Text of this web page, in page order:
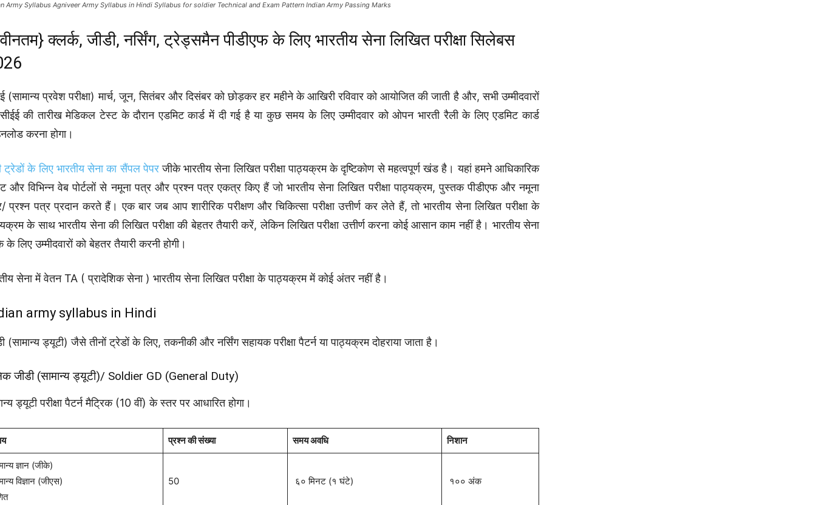
Army Syllabus Agniveer Army Syllabus in Hindi Syllabus for soldier Technical and Exam Pattern Indian Army Passing Marks
क्लर्क, जीडी, नर्सिंग, ट्रेड्समैन पीडीएफ के लिए भारतीय सेना लिखित परीक्षा सिलेबस
(सामान्य प्रवेश परीक्षा) मार्च, जून, सितंबर और दिसंबर को छोड़कर हर महीने के आखिरी रविवार को आयोजित की जाती है और, सभी उम्मीदवारों
की तारीख मेडिकल टेस्ट के दौरान एडमिट कार्ड में दी गई है या कुछ समय के लिए उम्मीदवार को ओपन भारती रैली के लिए एडमिट कार्ड
करना होगा।
ट्रेडों के लिए भारतीय सेना का सैंपल पेपरजीके भारतीय सेना लिखित परीक्षा पाठ्यक्रम के दृष्टिकोण से महत्वपूर्ण खंड है। यहां हमने आधिकारिक
और विभिन्न वेब पोर्टलों से नमूना पत्र और प्रश्न पत्र एकत्र किए हैं जो भारतीय सेना लिखित परीक्षा पाठ्यक्रम, पुस्तक पीडीएफ और नमूना
प्रश्न पत्र प्रदान करते हैं। एक बार जब आप शारीरिक परीक्षण और चिकित्सा परीक्षा उत्तीर्ण कर लेते हैं, तो भारतीय सेना लिखित परीक्षा के
के साथ भारतीय सेना की लिखित परीक्षा की बेहतर तैयारी करें, लेकिन लिखित परीक्षा उत्तीर्ण करना कोई आसान काम नहीं है। भारतीय सेना
के लिए उम्मीदवारों को बेहतर तैयारी करनी होगी।
सेना में वेतन TA ( प्रादेशिक सेना ) भारतीय सेना लिखित परीक्षा के पाठ्यक्रम में कोई अंतर नहीं है।
army syllabus in Hindi
(सामान्य ड्यूटी) जैसे तीनों ट्रेडों के लिए, तकनीकी और नर्सिंग सहायक परीक्षा पैटर्न या पाठ्यक्रम दोहराया जाता है।
जीडी (सामान्य ड्यूटी)/ Soldier GD (General Duty)
ड्यूटी परीक्षा पैटर्न मैट्रिक (10 वीं) के स्तर पर आधारित होगा।
प्रश्न की संख्या समय अवधि निशान
ज्ञान (जीके)
विज्ञान (जीएस)
50 ६० मिनट (१ घंटे) १०० अंक